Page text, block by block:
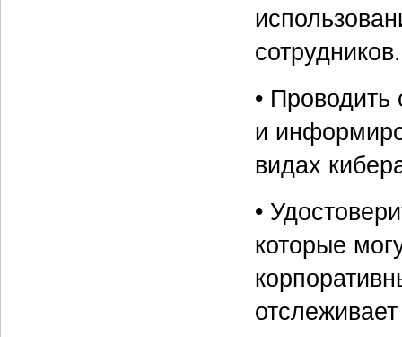
сотрудников.
• Проводить
и
видах
•
которые